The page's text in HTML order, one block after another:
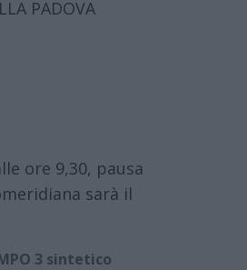
PADOVA
ore 9,30, pausa
sarà il
3 sintetico